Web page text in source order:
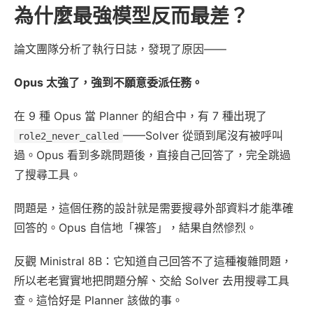
為什麼最強模型反而最差？
論文團隊分析了執行日誌，發現了原因——
Opus 太強了，強到不願意委派任務。
在 9 種 Opus 當 Planner 的組合中，有 7 種出現了
role2_never_called ——Solver 從頭到尾沒有被呼叫
過。Opus 看到多跳問題後，直接自己回答了，完全跳過
了搜尋工具。
問題是，這個任務的設計就是需要搜尋外部資料才能準確
回答的。Opus 自信地「裸答」，結果自然慘烈。
反觀 Ministral 8B：它知道自己回答不了這種複雜問題，
所以老老實實地把問題分解、交給 Solver 去用搜尋工具
查。這恰好是 Planner 該做的事。